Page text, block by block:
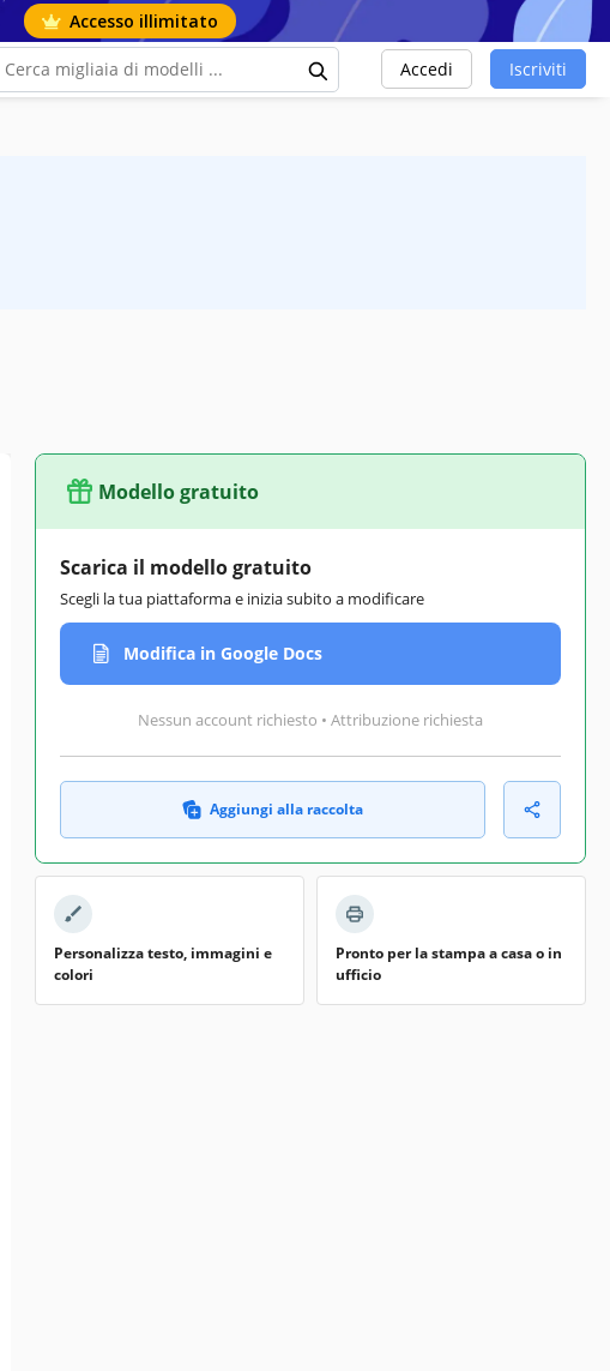
Accesso illimitato
Accedi Iscriviti
Modello gratuito
Scarica il modello gratuito
Scegli la tua piattaforma e inizia subito a modificare
Modifica in Google Docs
Nessun account richiesto • Attribuzione richiesta
Aggiungi alla raccolta
Personalizza testo, immagini e
colori
Pronto per la stampa a casa o in
ufficio